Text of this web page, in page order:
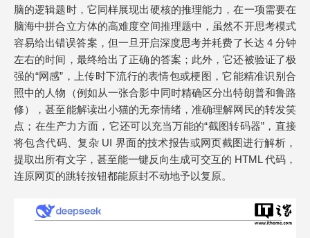
脑的逻辑题时，它同样展现出硬核的推理能力，在一项需要在
脑海中拼合立方体的高难度空间推理题中，虽然不开思考模式
容易给出错误答案，但一旦开启深度思考并耗费了长达 4 分钟
左右的时间，最终给出了正确的答案；此外，它还被验证了极
强的“网感”，上传时下流行的表情包或梗图，它能精准识别合
照中的人物（例如从一张合影中同时精确区分出特朗普和鲁路
修），甚至能解读出小猫的无奈情绪，准确理解网民的转发笑
点；在生产力方面，它还可以充当万能的“截图转码器”，直接
将包含代码、复杂 UI 界面的技术报告或网页截图进行解析，
提取出所有文字，甚至能一键反向生成可交互的 HTML 代码，
连原网页的跳转按钮都能原封不动地予以复原。